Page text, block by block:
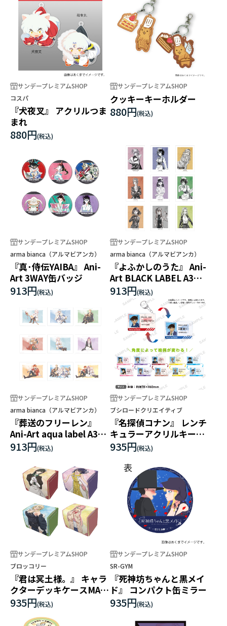
サンデープレミアムSHOP
コスパ
『犬夜叉』 アクリルつま
まれ
880円
サンデープレミアムSHOP
クッキーキーホルダー
880円
サンデープレミアムSHOP
arma bianca（アルマビアンカ）
『真･侍伝YAIBA』 Ani-
Art 3WAY缶バッジ
913円
サンデープレミアムSHOP
arma bianca（アルマビアンカ）
『よふかしのうた』 Ani-
Art BLACK LABEL A3マ
ット加工ポスター
913円
サンデープレミアムSHOP
arma bianca（アルマビアンカ）
『葬送のフリーレン』
Ani-Art aqua label A3マ
ット加工ポスター
913円
サンデープレミアムSHOP
ブシロードクリエイティブ
『名探偵コナン』 レンチ
キュラーアクリルキーホ
ルダー
935円
サンデープレミアムSHOP
ブロッコリー
『君は冥土様。』 キャラ
クターデッキケースMAX
NEO
935円
サンデープレミアムSHOP
SR-GYM
『死神坊ちゃんと黒メイ
ド』 コンパクト缶ミラー
935円